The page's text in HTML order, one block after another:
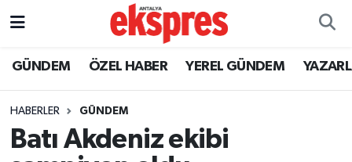
GÜNDEM ÖZEL HABER YEREL GÜNDEM
HABERLER GÜNDEM
Batı Akdeniz ekibi
ÖZEL HABER
YEREL GÜNDEM
Nöbetçi Eczaneler
Trafik Durumu